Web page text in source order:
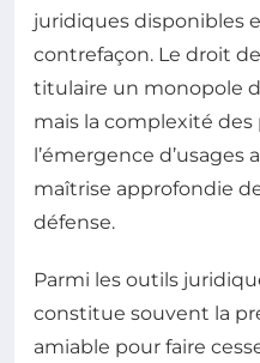
juridiques disponibles
contrefaçon. Le droit
titulaire un monopole
mais la complexité
l’émergence d’usages
maîtrise approfondie
défense.
Parmi les outils
constitue souvent la
amiable pour faire